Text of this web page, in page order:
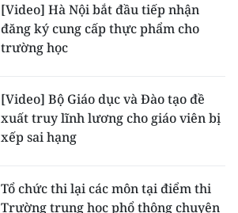
[Video] Hà Nội bắt đầu tiếp nhận
đăng ký cung cấp thực phẩm cho
trường học
[Video] Bộ Giáo dục và Đào tạo đề
xuất truy lĩnh lương cho giáo viên bị
xếp sai hạng
Tổ chức thi lại các môn tại điểm thi
Trường trung học phổ thông chuyên